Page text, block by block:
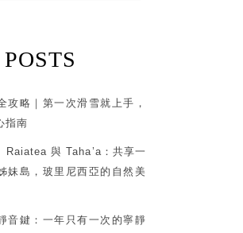
攻略｜第一次滑雪就上手，
指南
Raiatea 與 Taha’a：共享一
妹島，玻里尼西亞的自然美
音鍵：一年只有一次的寧靜